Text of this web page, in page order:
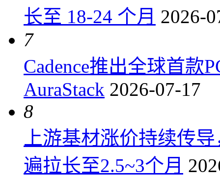
长至 18-24 个月 2026-
7
Cadence推出全球首款
AuraStack 2026-07-17
8
上游基材涨价持续传
遍拉长至2.5~3个月